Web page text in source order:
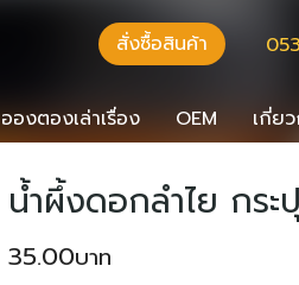
สั่งซื้อสินค้า
อองตองเล่าเรื่อง OEM เกี่ย
น้ำผึ้งดอกลำไย กร
35.00